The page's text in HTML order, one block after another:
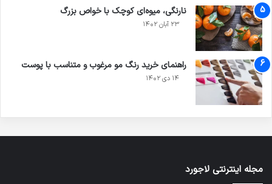
نارنگی، میوه‌ای کوچک با خواص بزرگ
۲۳ آبان ۱۴۰۲
راهنمای خرید رنگ مو مرغوب و متناسب با پوست
۱۴ دی ۱۴۰۲
مجله اینترنتی لاجورد